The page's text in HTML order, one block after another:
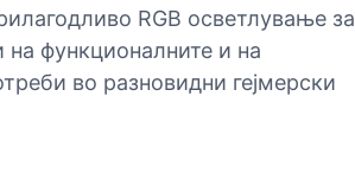
RGB осветлување за
на функционалните и на
во разновидни гејмерски